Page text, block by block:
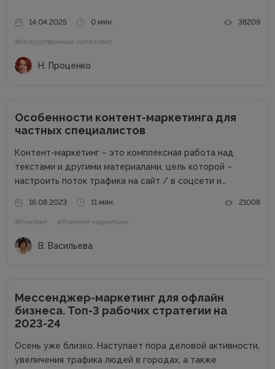
14.04.2025 0 мин. 38209
#Искусственный интеллект
Н. Проценко
Особенности контент-маркетинга для
частных специалистов
Контент-маркетинг – это комплексная работа над
текстами и другими материалами, цель которой –
настроить поток трафика на сайт / в соцсети и
маркетинге для компаний в сети много. А вот как быть
частным специалистам, которые...
16.08.2023 11 мин. 21008
#Контент #Контент-маркетинг
В. Васильева
Мессенджер-маркетинг для офлайн
бизнеса. Топ-3 рабочих стратегии на
2023-24
Осень уже близко. Наступает пора деловой активности,
увеличения трафика людей в городах, а также